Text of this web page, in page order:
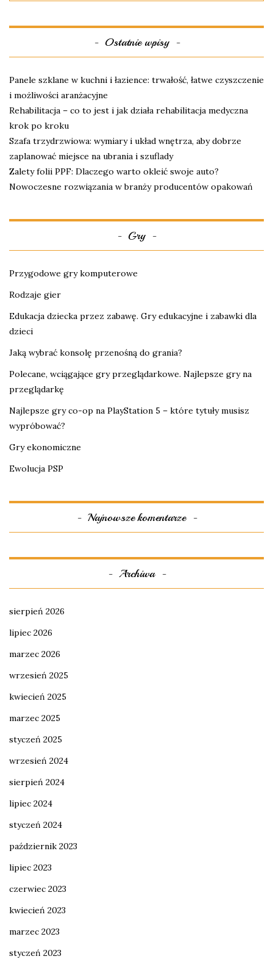
Ostatnie wpisy
Panele szklane w kuchni i łazience: trwałość, łatwe czyszczenie
i możliwości aranżacyjne
Rehabilitacja – co to jest i jak działa rehabilitacja medyczna
krok po kroku
Szafa trzydrzwiowa: wymiary i układ wnętrza, aby dobrze
zaplanować miejsce na ubrania i szuflady
Zalety folii PPF: Dlaczego warto okleić swoje auto?
Nowoczesne rozwiązania w branży producentów opakowań
Gry
Przygodowe gry komputerowe
Rodzaje gier
Edukacja dziecka przez zabawę. Gry edukacyjne i zabawki dla
dzieci
Jaką wybrać konsolę przenośną do grania?
Polecane, wciągające gry przeglądarkowe. Najlepsze gry na
przeglądarkę
Najlepsze gry co-op na PlayStation 5 – które tytuły musisz
wypróbować?
Gry ekonomiczne
Ewolucja PSP
Najnowsze komentarze
Archiwa
sierpień 2026
lipiec 2026
marzec 2026
wrzesień 2025
kwiecień 2025
marzec 2025
styczeń 2025
wrzesień 2024
sierpień 2024
lipiec 2024
styczeń 2024
październik 2023
lipiec 2023
czerwiec 2023
kwiecień 2023
marzec 2023
styczeń 2023